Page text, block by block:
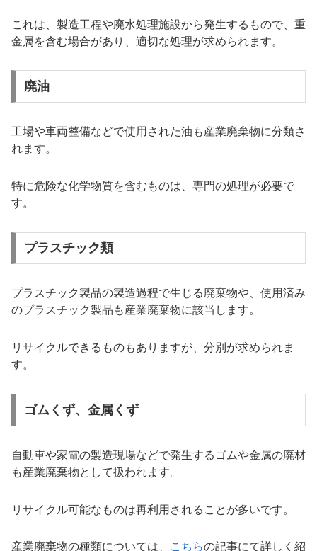
これは、製造工程や廃水処理施設から発生するもので、重
金属を含む場合があり、適切な処理が求められます。
廃油
工場や車両整備などで使用された油も産業廃棄物に分類さ
れます。
特に危険な化学物質を含むものは、専門の処理が必要で
す。
プラスチック類
プラスチック製品の製造過程で生じる廃棄物や、使用済み
のプラスチック製品も産業廃棄物に該当します。
リサイクルできるものもありますが、分別が求められま
す。
ゴムくず、金属くず
自動車や家電の製造現場などで発生するゴムや金属の廃材
も産業廃棄物として扱われます。
リサイクル可能なものは再利用されることが多いです。
産業廃棄物の種類については、 こちらの記事にて詳しく紹